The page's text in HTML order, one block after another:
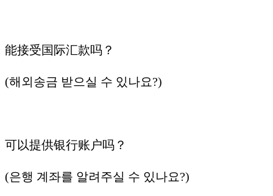
能接受国际汇款吗？
(해외송금 받으실 수 있나요?)
可以提供银行账户吗？
(은행 계좌를 알려주실 수 있나요?)